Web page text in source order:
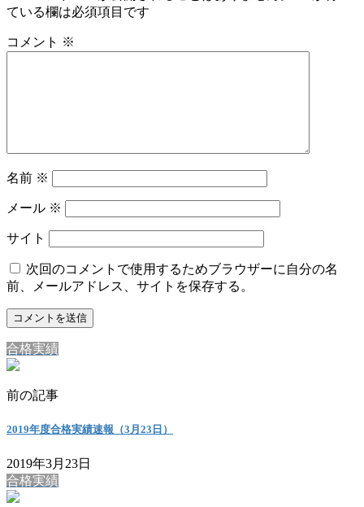
ている欄は必須項目です
コメント ※
名前 ※
メール ※
サイト
次回のコメントで使用するためブラウザーに自分の名
前、メールアドレス、サイトを保存する。
合格実績
前の記事
2019年度合格実績速報（3月23日）
2019年3月23日
合格実績